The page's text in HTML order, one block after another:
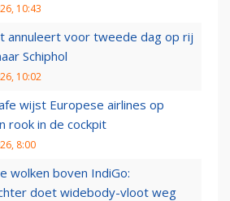
10:43
annuleert voor tweede dag op rij
Schiphol
10:02
wijst Europese airlines op
rook in de cockpit
8:00
wolken boven IndiGo:
doet widebody-vloot weg